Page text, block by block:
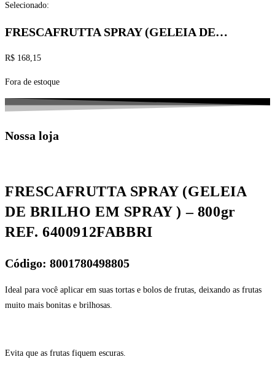
Selecionado:
FRESCAFRUTTA SPRAY (GELEIA DE…
R$ 168,15
Fora de estoque
Nossa loja
FRESCAFRUTTA SPRAY (GELEIA
DE BRILHO EM SPRAY ) – 800gr
REF. 6400912FABBRI
Código: 8001780498805
Ideal para você aplicar em suas tortas e bolos de frutas, deixando as frutas
muito mais bonitas e brilhosas.
Evita que as frutas fiquem escuras.